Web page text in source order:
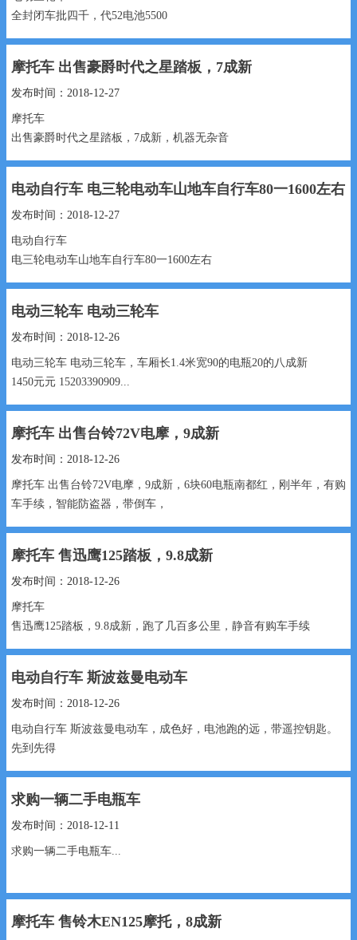
全封闭车批四千，代52电池5500
摩托车 出售豪爵时代之星踏板，7成新
发布时间：2018-12-27
摩托车
出售豪爵时代之星踏板，7成新，机器无杂音
电动自行车 电三轮电动车山地车自行车80一1600左右
发布时间：2018-12-27
电动自行车
电三轮电动车山地车自行车80一1600左右
摩托车...
电动三轮车 电动三轮车
发布时间：2018-12-26
电动三轮车 电动三轮车，车厢长1.4米宽90的电瓶20的八成新
1450元元 15203390909...
摩托车 出售台铃72V电摩，9成新
发布时间：2018-12-26
摩托车 出售台铃72V电摩，9成新，6块60电瓶南都红，刚半年，​‌‌有购
车手续，智能防盗器，带倒车，
摩托车 售迅鹰125踏板，9.8成新
发布时间：2018-12-26
摩托车
售迅鹰125踏板，9.8成新，跑了几百多公里，静音有购车手续
电动自行车 斯波兹曼电动车
发布时间：2018-12-26
电动自行车 斯波兹曼电动车，成色好，电池跑的远，带遥控钥匙。
先到先得
求购一辆二手电瓶车
发布时间：2018-12-11
求购一辆二手电瓶车...
摩托车 售铃木EN125摩托，8成新